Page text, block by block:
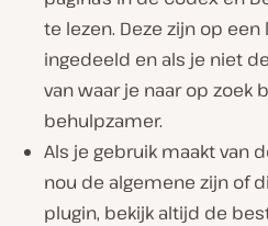
te lezen. Deze zijn op
ingedeeld en als je niet
van waar je naar op zoek
behulpzamer.
Als je gebruik maakt van
nou de algemene zijn of
plugin, bekijk altijd de